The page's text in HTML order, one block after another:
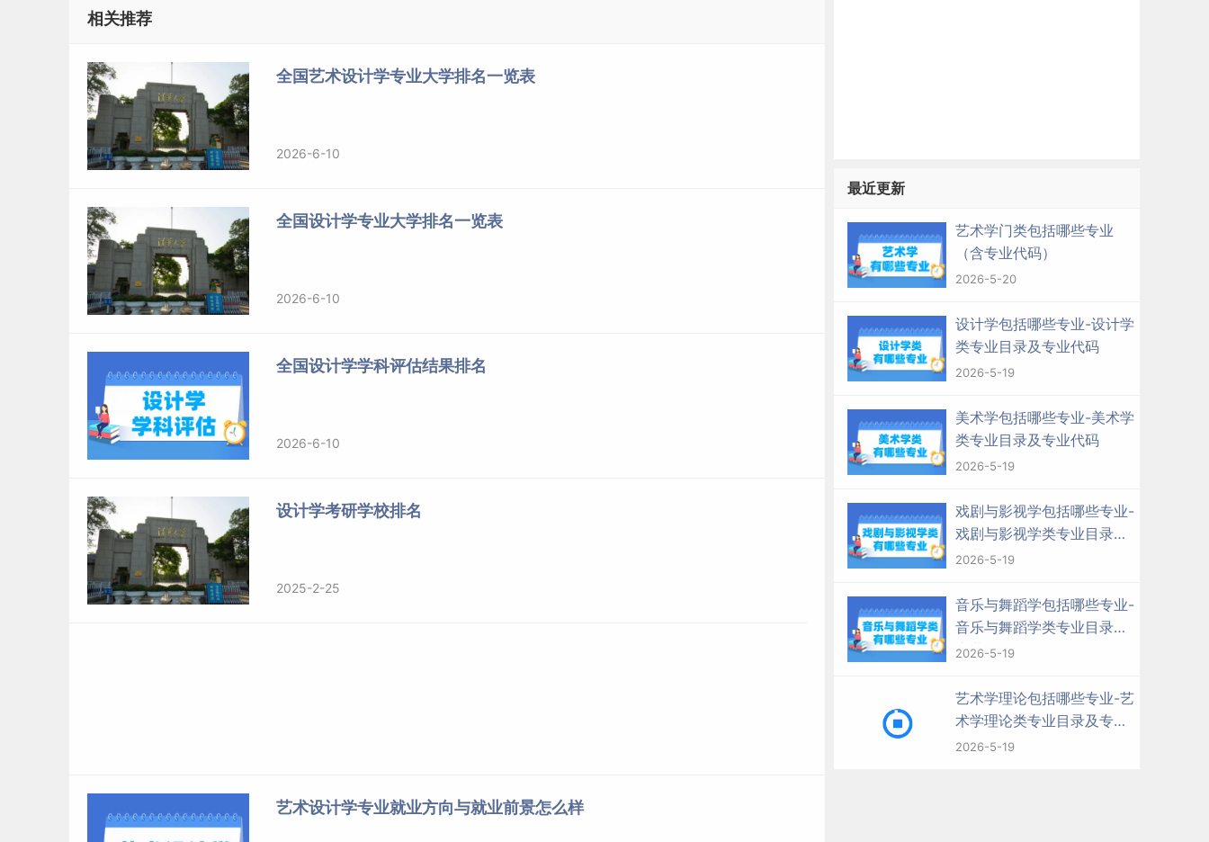
相关推荐
全国艺术设计学专业大学排名一览表
2026-6-10
全国设计学专业大学排名一览表
2026-6-10
全国设计学学科评估结果排名
2026-6-10
设计学考研学校排名
2025-2-25
艺术设计学专业就业方向与就业前景怎么样
最近更新
艺术学门类包括哪些专业
（含专业代码）
2026-5-20
设计学包括哪些专业-设计学
类专业目录及专业代码
2026-5-19
美术学包括哪些专业-美术学
类专业目录及专业代码
2026-5-19
戏剧与影视学包括哪些专业-
戏剧与影视学类专业目录及
专业代码
2026-5-19
音乐与舞蹈学包括哪些专业-
音乐与舞蹈学类专业目录及
专业代码
2026-5-19
艺术学理论包括哪些专业-艺
术学理论类专业目录及专业
代码
2026-5-19